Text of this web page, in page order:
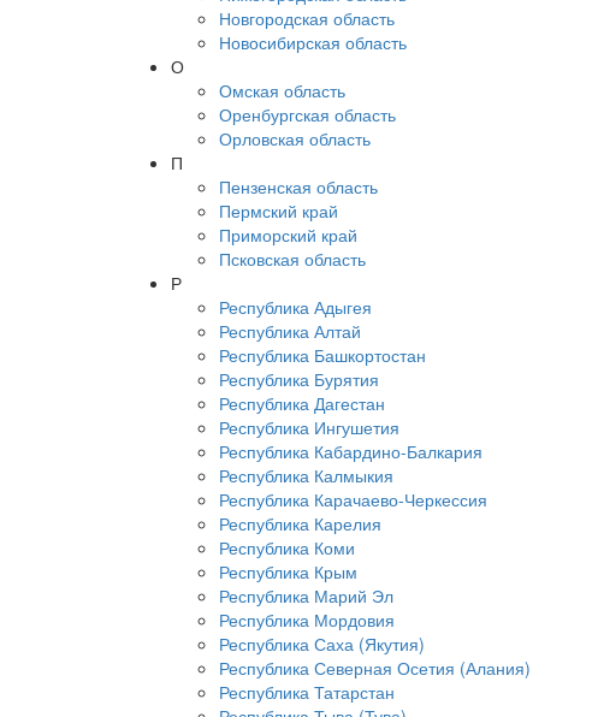
Новгородская область
Новосибирская область
О
Омская область
Оренбургская область
Орловская область
П
Пензенская область
Пермский край
Приморский край
Псковская область
Р
Республика Адыгея
Республика Алтай
Республика Башкортостан
Республика Бурятия
Республика Дагестан
Республика Ингушетия
Республика Кабардино-Балкария
Республика Калмыкия
Республика Карачаево-Черкессия
Республика Карелия
Республика Коми
Республика Крым
Республика Марий Эл
Республика Мордовия
Республика Саха (Якутия)
Республика Северная Осетия (Алания)
Республика Татарстан